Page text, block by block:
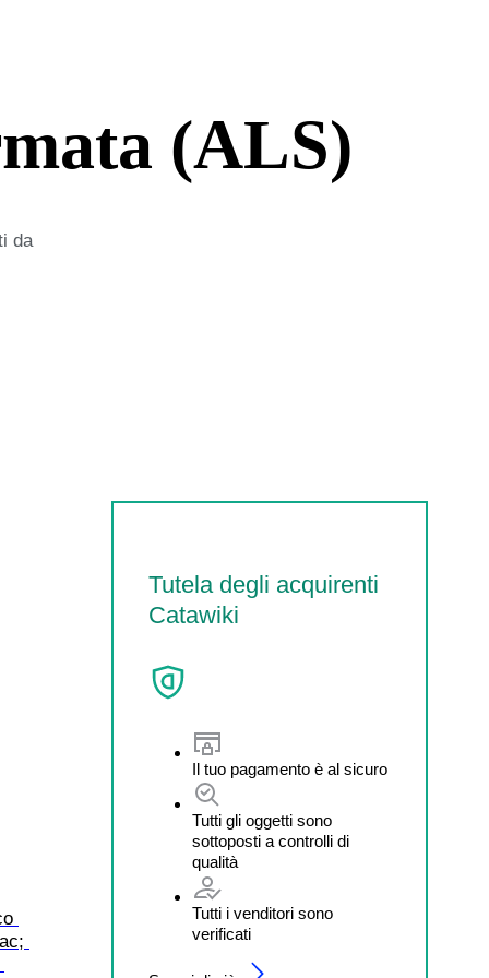
(ALS)
da
Tutela degli acquirenti
Catawiki
Il tuo pagamento è al sicuro
Tutti gli oggetti sono
sottoposti a controlli di
qualità
Tutti i venditori sono
verificati